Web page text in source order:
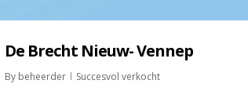
De Brecht Nieuw- Vennep
By beheerder Succesvol verkocht